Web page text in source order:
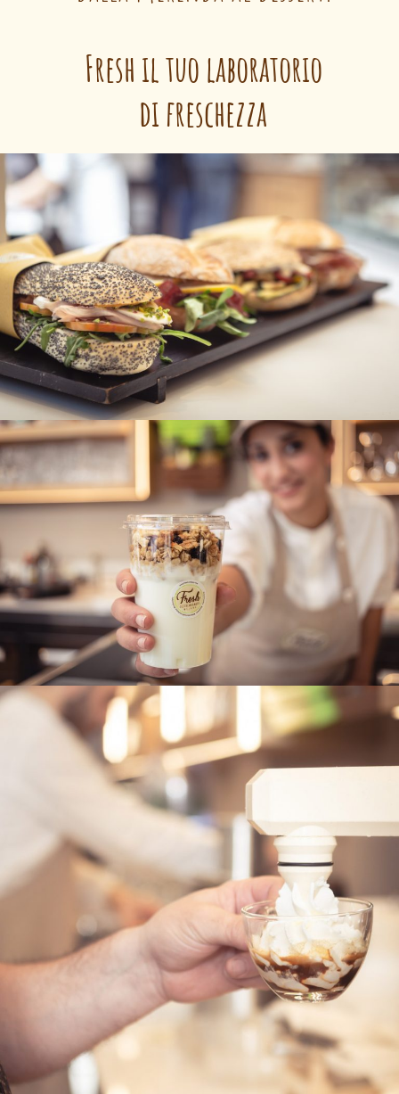
Fresh il tuo laboratorio
di freschezza